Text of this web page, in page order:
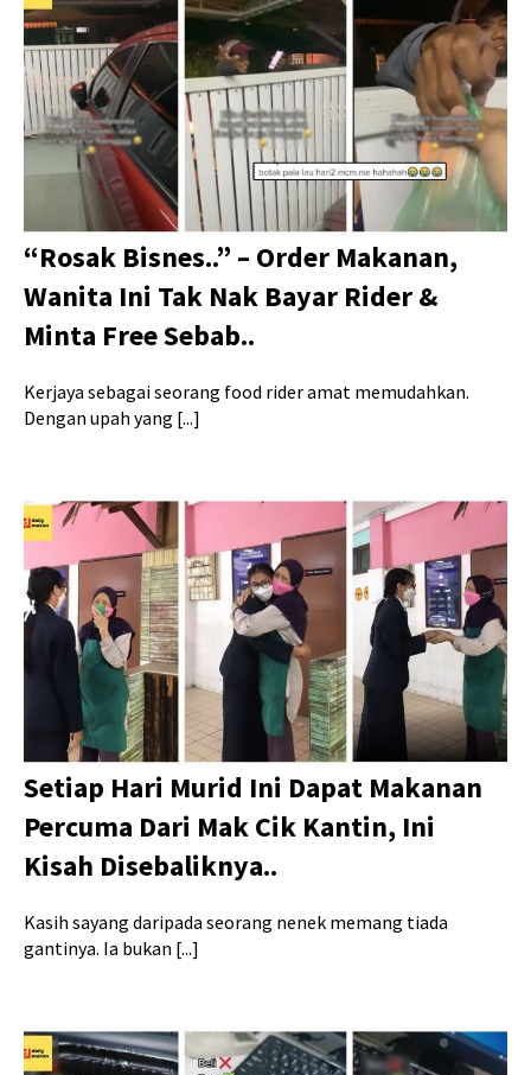
“Rosak Bisnes..” – Order Makanan,
Wanita Ini Tak Nak Bayar Rider &
Minta Free Sebab..
Kerjaya sebagai seorang food rider amat memudahkan.
Dengan upah yang [...]
Setiap Hari Murid Ini Dapat Makanan
Percuma Dari Mak Cik Kantin, Ini
Kisah Disebaliknya..
Kasih sayang daripada seorang nenek memang tiada
gantinya. Ia bukan [...]